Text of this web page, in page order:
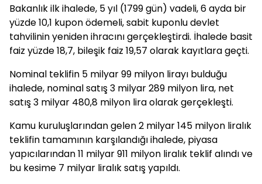
Bakanlık ilk ihalede, 5 yıl (1799 gün) vadeli, 6 ayda bir
yüzde 10,1 kupon ödemeli, sabit kuponlu devlet
tahvilinin yeniden ihracını gerçekleştirdi. İhalede basit
faiz yüzde 18,7, bileşik faiz 19,57 olarak kayıtlara geçti.
Nominal teklifin 5 milyar 99 milyon lirayı bulduğu
ihalede, nominal satış 3 milyar 289 milyon lira, net
satış 3 milyar 480,8 milyon lira olarak gerçekleşti.
Kamu kuruluşlarından gelen 2 milyar 145 milyon liralık
teklifin tamamının karşılandığı ihalede, piyasa
yapıcılarından 11 milyar 911 milyon liralık teklif alındı ve
bu kesime 7 milyar liralık satış yapıldı.